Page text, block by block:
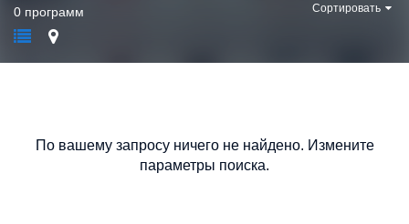
0 программ Сортировать
По вашему запросу ничего не найдено. Измените
параметры поиска.